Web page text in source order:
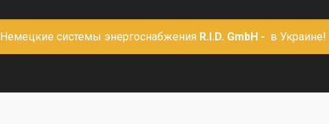
Немецкие системы энергоснабжения R.I.D. GmbH - в Украине!